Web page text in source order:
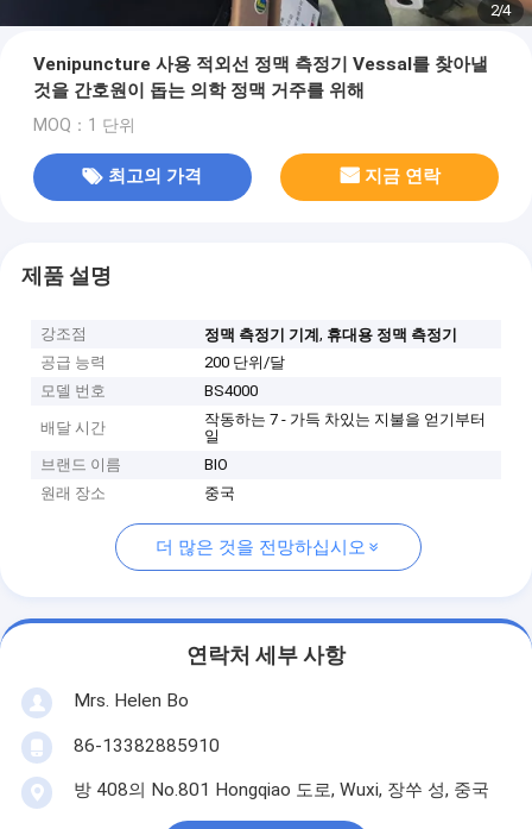
2/4
Venipuncture 사용 적외선 정맥 측정기 Vessal를 찾아낼
것을 간호원이 돕는 의학 정맥 거주를 위해
MOQ：1 단위
최고의 가격 지금 연락
제품 설명
강조점 정맥 측정기 기계, 휴대용 정맥 측정기
공급 능력
200 단위/달
모델 번호
BS4000
배달 시간
작동하는 7 - 가득 차있는 지불을 얻기부터
일
브랜드 이름
BIO
원래 장소
중국
더 많은 것을 전망하십시오
연락처 세부 사항
Mrs. Helen Bo
86-13382885910
방 408의 No.801 Hongqiao 도로, Wuxi, 장쑤 성, 중국